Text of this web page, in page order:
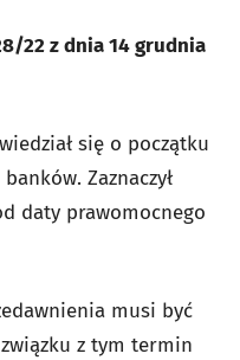
22 z dnia 14 grudnia
się o początku
Zaznaczył
daty prawomocnego
musi być
z tym termin